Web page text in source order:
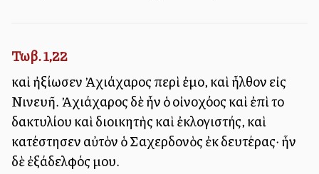
Τωβ. 1,22
καὶ ἠξίωσεν Ἀχιάχαρος περὶ ἐμοῦ, καὶ ἦλθον εἰς
Νινευῆ. Ἀχιάχαρος δὲ ἦν ὁ οἰνοχόος καὶ ἐπὶ τοῦ
δακτυλίου καὶ διοικητὴς καὶ ἐκλογιστής, καὶ
κατέστησεν αὐτὸν ὁ Σαχερδονὸς ἐκ δευτέρας· ἦν
δὲ ἐξάδελφός μου.